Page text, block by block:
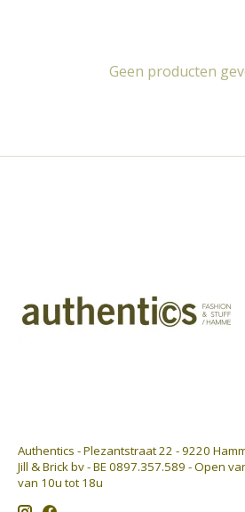
Geen producten
Authentics - Plezantstraat 22 - 9220
Jill & Brick bv - BE 0897.357.589 - Open
van 10u tot 18u